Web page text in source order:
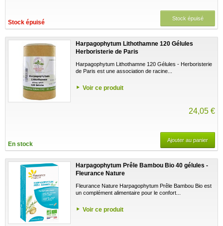
Stock épuisé
Stock épuisé
Harpagophytum Lithothamne 120 Gélules
Herboristerie de Paris
Harpagophytum Lithothamne 120 Gélules - Herboristerie
de Paris est une association de racine...
Voir ce produit
24,05 €
En stock
Ajouter au panier
Harpagophytum Prêle Bambou Bio 40 gélules -
Fleurance Nature
Fleurance Nature Harpagophytum Prêle Bambou Bio est
un complément alimentaire pour le confort...
Voir ce produit